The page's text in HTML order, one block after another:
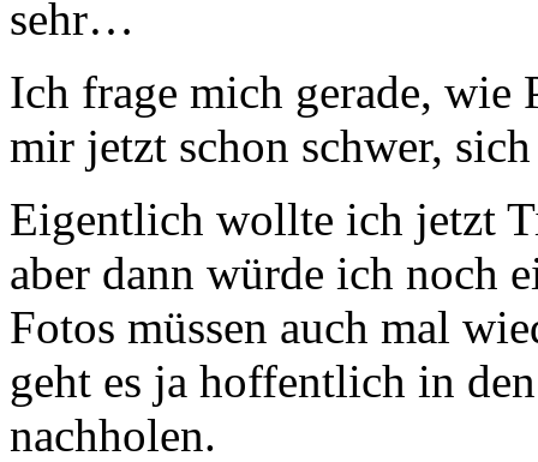
sehr…
Ich frage mich gerade, wie
mir jetzt schon schwer,
Eigentlich wollte ich jetzt
aber dann würde ich noch
Fotos müssen auch mal
geht es ja hoffentlich in
nachholen.